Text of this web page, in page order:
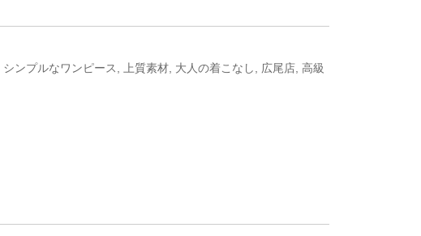
シンプルなワンピース, 上質素材, 大人の着こなし, 広尾店, 高級